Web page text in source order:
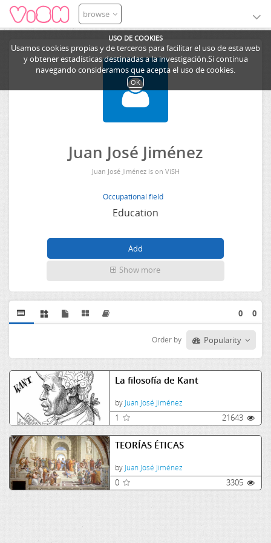
USO DE COOKIES
Usamos cookies propias y de terceros para facilitar el uso de esta web
y obtener estadísticas destinadas a la investigación.Si continua
navegando consideramos que acepta el uso de cookies.
OK
browse
Juan José Jiménez
Juan José Jiménez is on ViSH
Occupational field
Education
Show more
0
0
Order by Popularity
La filosofía de Kant
by Juan José Jiménez
1 21643
TEORÍAS ÉTICAS
by Juan José Jiménez
0 3305